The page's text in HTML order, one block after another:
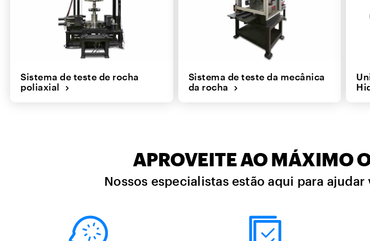
Sistema de teste de rocha
poliaxial
Sistema de teste da mecânica
da rocha
APROVEITE AO MÁXIMO
Nossos especialistas estão aqui para